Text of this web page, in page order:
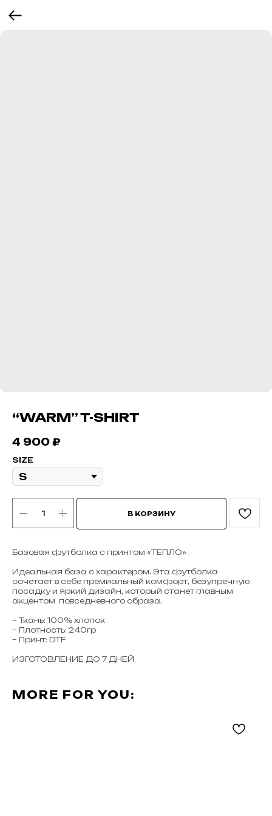
“WARM” T-SHIRT
4 900 ₽
SIZE
В КОРЗИНУ
Базовая футболка с принтом «ТЕПЛО»
Идеальная база с характером. Эта футболка
сочетает в себе премиальный комфорт, безупречную
посадку и яркий дизайн, который станет главным
акцентом повседневного образа.
– Ткань: 100% хлопок
– Плотность: 240гр
– Принт: DTF
ИЗГОТОВЛЕНИЕ ДО 7 ДНЕЙ
MORE FOR YOU: